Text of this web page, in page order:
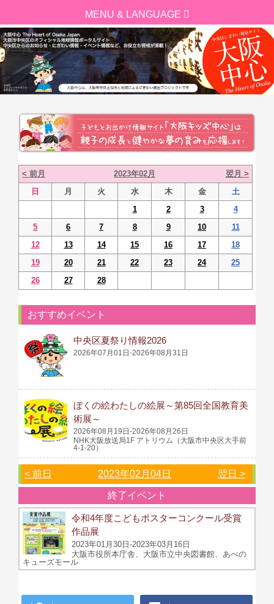
< 前月 2023年02月
翌月 >
日
月 火 水 木 金
土
1
2 3
4
5
6 7 8 9 10
11
12
13 14 15 16 17
18
19
20 21 22 23 24
25
26
27 28
おすすめイベント
中央区夏祭り情報2026
2026年07月01日-2026年08月31日
ぼくの絵わたしの絵展～第85回全国教育美
術展～
2026年08月19日-2026年08月26日
NHK大阪放送局1F アトリウム（大阪市中央区大手前
4-1-20）
< 前日 2023年02月04日 翌日 >
終了イベント
令和4年度こどもポスターコンクール受賞
作品展
2023年01月30日-2023年03月16日
大阪市役所本庁舎、大阪市立中央図書館、あべの
キューズモール